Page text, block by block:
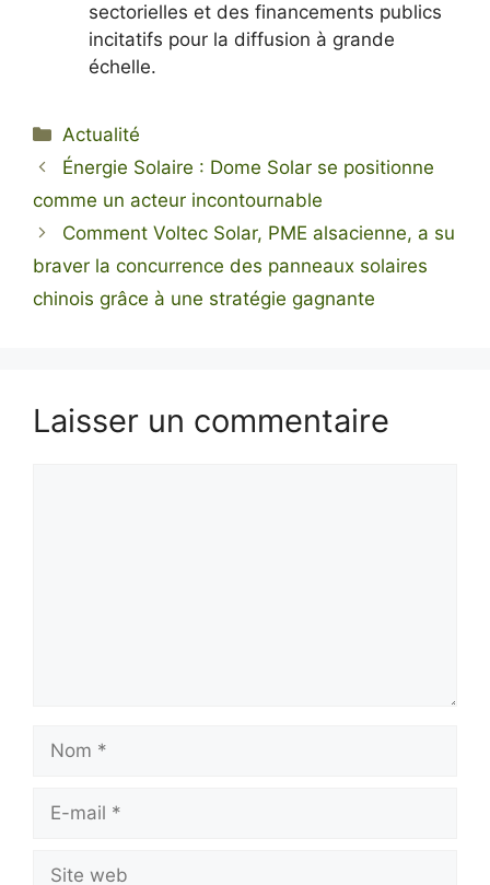
sectorielles et des financements publics
incitatifs pour la diffusion à grande
échelle.
Catégories
Actualité
Énergie Solaire : Dome Solar se positionne
comme un acteur incontournable
Comment Voltec Solar, PME alsacienne, a su
braver la concurrence des panneaux solaires
chinois grâce à une stratégie gagnante
Laisser un commentaire
Nom
Site